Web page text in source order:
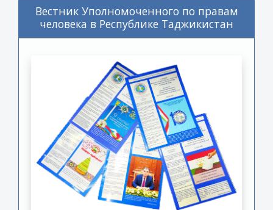
Вестник Уполномоченного по правам
человека в Республике Таджикистан